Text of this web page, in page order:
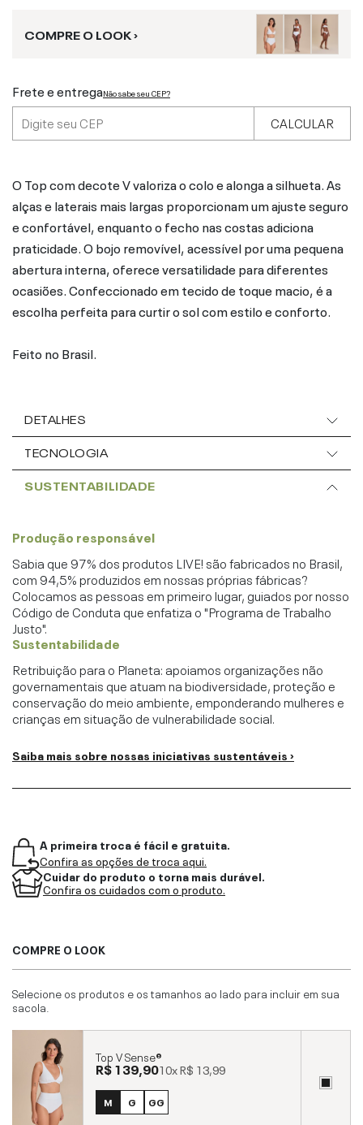
COMPRE O LOOK ›
Frete e entregaNão sabe seu CEP?
CALCULAR
O Top com decote V valoriza o colo e alonga a silhueta. As
alças e laterais mais largas proporcionam um ajuste seguro
e confortável, enquanto o fecho nas costas adiciona
praticidade. O bojo removível, acessível por uma pequena
abertura interna, oferece versatilidade para diferentes
ocasiões. Confeccionado em tecido de toque macio, é a
escolha perfeita para curtir o sol com estilo e conforto.
Feito no Brasil.
DETALHES
TECNOLOGIA
SUSTENTABILIDADE
Produção responsável
Sabia que 97% dos produtos LIVE! são fabricados no Brasil,
com 94,5% produzidos em nossas próprias fábricas?
Colocamos as pessoas em primeiro lugar, guiados por nosso
Código de Conduta que enfatiza o "Programa de Trabalho
Justo".
Sustentabilidade
Retribuição para o Planeta: apoiamos organizações não
governamentais que atuam na biodiversidade, proteção e
conservação do meio ambiente, emponderando mulheres e
crianças em situação de vulnerabilidade social.
Saiba mais sobre nossas iniciativas sustentáveis ›
A primeira troca é fácil e gratuita.
Confira as opções de troca aqui.
Cuidar do produto o torna mais durável.
Confira os cuidados com o produto.
COMPRE O LOOK
Selecione os produtos e os tamanhos ao lado para incluir em sua
sacola.
Top V Sense®
R$ 139,9010xR$ 13,99
M G GG